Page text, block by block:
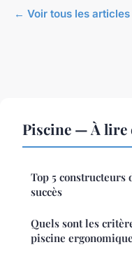
← Voir tous les
Piscine — À lire
Top 5
succès
Quels sont les
piscine